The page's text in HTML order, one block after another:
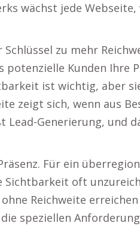
wächst jede Webseite,
zu mehr
potenzielle Kunden Ihre
ist wichtig, aber
zeigt sich, wenn aus
Lead-Generierung, und
Für ein
Sichtbarkeit oft
Reichweite erreichen
speziellen